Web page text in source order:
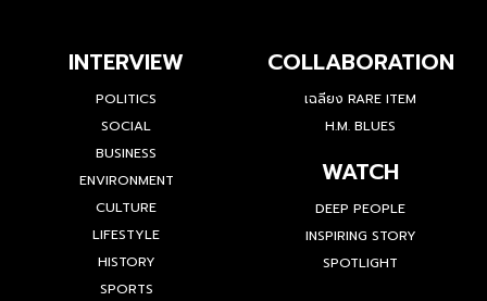
INTERVIEW
POLITICS
SOCIAL
BUSINESS
ENVIRONMENT
CULTURE
LIFESTYLE
HISTORY
SPORTS
COLLABORATION
เฉลียง RARE ITEM
H.M. BLUES
WATCH
DEEP PEOPLE
INSPIRING STORY
SPOTLIGHT